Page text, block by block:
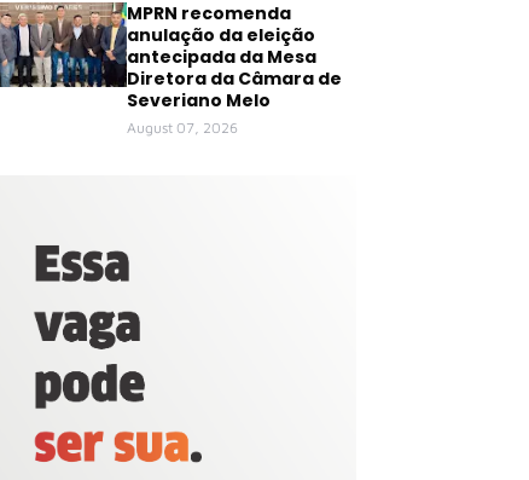
MPRN recomenda
anulação da eleição
antecipada da Mesa
Diretora da Câmara de
Severiano Melo
August 07, 2026